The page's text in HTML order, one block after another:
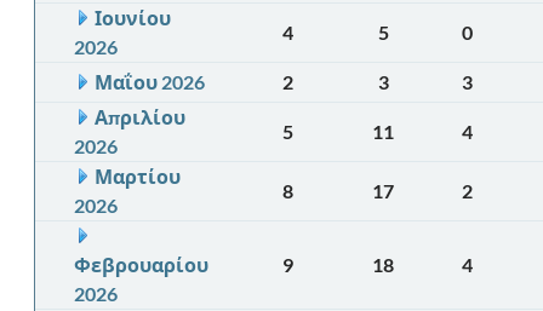
Ιουνίου
2026
4 5 0
Μαΐου 2026 2 3
3
Απριλίου
2026
5 11
4
Μαρτίου
2026
8 17 2
Φεβρουαρίου
2026
9 18 4